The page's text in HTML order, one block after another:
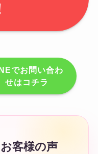
でお問い合わ
せはコチラ
客様の声